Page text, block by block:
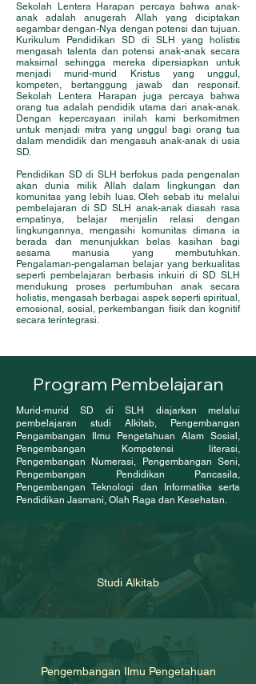
Sekolah Lentera Harapan percaya bahwa anak-
anak adalah anugerah Allah yang diciptakan
segambar dengan-Nya dengan potensi dan tujuan.
Kurikulum Pendidikan SD di SLH yang holistis
mengasah talenta dan potensi anak-anak secara
maksimal sehingga mereka dipersiapkan untuk
menjadi murid-murid Kristus yang unggul,
kompeten, bertanggung jawab dan responsif.
Sekolah Lentera Harapan juga percaya bahwa
orang tua adalah pendidik utama dari anak-anak.
Dengan kepercayaan inilah kami berkomitmen
untuk menjadi mitra yang unggul bagi orang tua
dalam mendidik dan mengasuh anak-anak di usia
SD.
Pendidikan SD di SLH berfokus pada pengenalan
akan dunia milik Allah dalam lingkungan dan
komunitas yang lebih luas. Oleh sebab itu melalui
pembelajaran di SD SLH anak-anak diasah rasa
empatinya, belajar menjalin relasi dengan
lingkungannya, mengasihi komunitas dimana ia
berada dan menunjukkan belas kasihan bagi
sesama manusia yang membutuhkan.
Pengalaman-pengalaman belajar yang berkualitas
seperti pembelajaran berbasis inkuiri di SD SLH
mendukung proses pertumbuhan anak secara
holistis, mengasah berbagai aspek seperti spiritual,
emosional, sosial, perkembangan fisik dan kognitif
secara terintegrasi.
Program Pembelajaran
Murid-murid SD di SLH diajarkan melalui
pembelajaran studi Alkitab, Pengembangan
Pengambangan Ilmu Pengetahuan Alam Sosial,
Pengembangan Kompetensi literasi,
Pengembangan Numerasi, Pengembangan Seni,
Pengembangan Pendidikan Pancasila,
Pengembangan Teknologi dan Informatika serta
Pendidikan Jasmani, Olah Raga dan Kesehatan.
Studi Alkitab
Pengembangan Ilmu Pengetahuan